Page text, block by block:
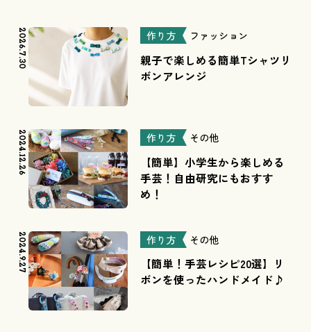
2026.7.30 作り方 ファッション
親子で楽しめる簡単Tシャツリ
ボンアレンジ
2024.12.26 作り方 その他
【簡単】小学生から楽しめる
手芸！自由研究にもおすす
め！
2024.9.27 作り方 その他
【簡単！手芸レシピ20選】リ
ボンを使ったハンドメイド♪